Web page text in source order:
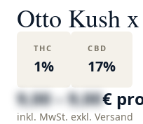
Otto Kush
THC
1%
CBD
17%
9,00 – 9,00€
inkl. MwSt. exkl. Versand